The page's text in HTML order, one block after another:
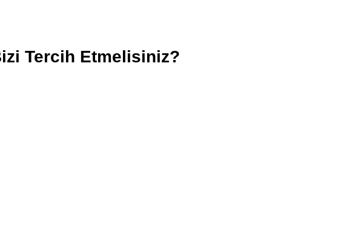
Tercih Etmelisiniz?